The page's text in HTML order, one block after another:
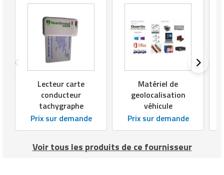
Lecteur carte
conducteur
tachygraphe
Prix sur demande
Matériel de
geolocalisation
véhicule
Prix sur demande
Voir tous les produits de ce fournisseur